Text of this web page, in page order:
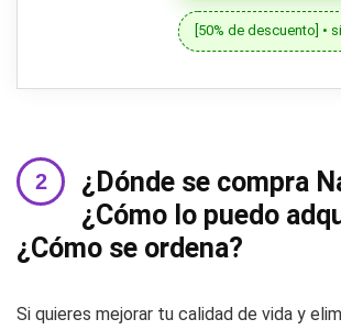
[50% de descuento] •
¿Dónde se compra
¿Cómo lo puedo
¿Cómo se ordena?
Si quieres mejorar tu calidad de vida y